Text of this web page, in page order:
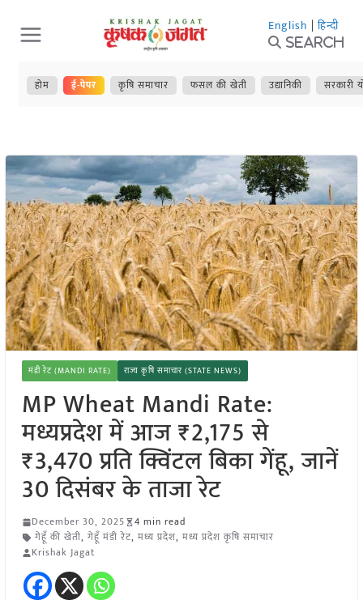
Skip
to
content
English | हिन्दी
Search
होम ई-पेपर कृषि समाचार फसल की खेती उद्यानिकी सरकारी
मंडी रेट (MANDI RATE) राज्य कृषि समाचार (STATE NEWS)
MP Wheat Mandi Rate:
मध्यप्रदेश में आज ₹2,175 से
₹3,470 प्रति क्विंटल बिका गेंहू, जानें
30 दिसंबर के ताजा रेट
December 30, 2025
4 min read
गेहूँ की खेती, गेहूँ मंडी रेट, मध्य प्रदेश, मध्य प्रदेश कृषि समाचार
Krishak Jagat